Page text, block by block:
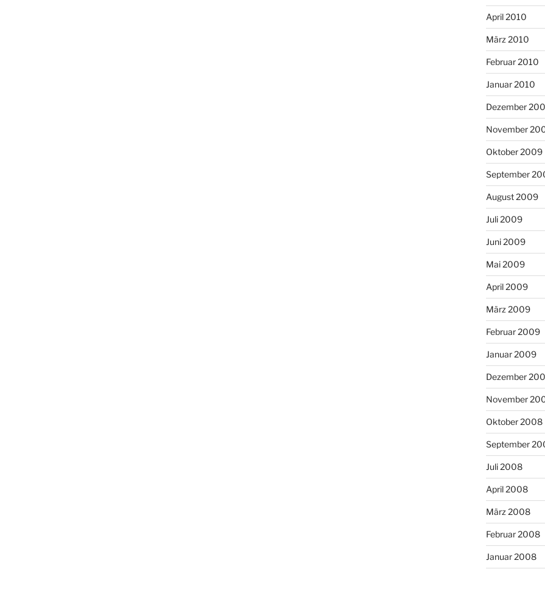
April 2010
März 2010
Februar 2010
Januar 2010
Dezember
November
Oktober 2009
September
August 2009
Juli 2009
Juni 2009
Mai 2009
April 2009
März 2009
Februar 2009
Januar 2009
Dezember
November
Oktober 2008
September
Juli 2008
April 2008
März 2008
Februar 2008
Januar 2008